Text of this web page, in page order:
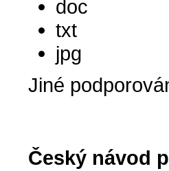
doc
txt
jpg
Jiné
Český návod